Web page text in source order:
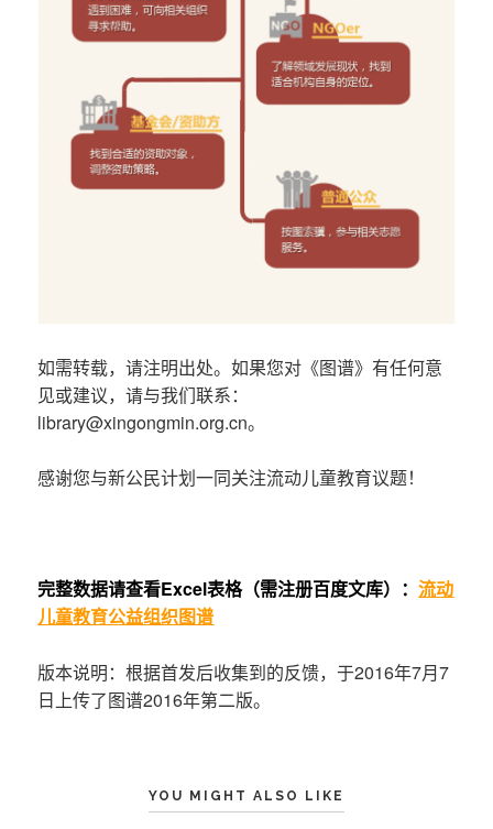
如需转载，请注明出处。如果您对《图谱》有任何意
见或建议，请与我们联系：
library@xingongmin.org.cn。
感谢您与新公民计划一同关注流动儿童教育议题！
完整数据请查看Excel表格（需注册百度文库）：流动
儿童教育公益组织图谱
版本说明：根据首发后收集到的反馈，于2016年7月7
日上传了图谱2016年第二版。
YOU MIGHT ALSO LIKE